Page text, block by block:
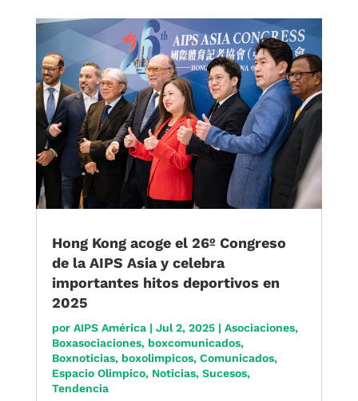
Hong Kong acoge el 26º Congreso
de la AIPS Asia y celebra
importantes hitos deportivos en
2025
por AIPS América| Jul 2, 2025| Asociaciones,
Boxasociaciones, boxcomunicados,
Boxnoticias, boxolimpicos, Comunicados,
Espacio Olimpico, Noticias, Sucesos,
Tendencia